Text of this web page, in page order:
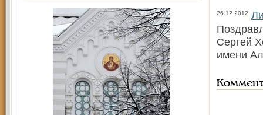
26.12.2012
Сергей
имени